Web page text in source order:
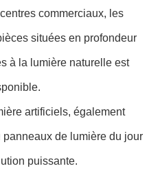
commerciaux, les
situées en profondeur
à la lumière naturelle est
artificiels, également
de lumière du jour
puissante.